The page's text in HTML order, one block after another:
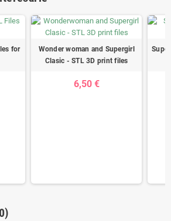
for
Wonder woman and Supergirl
Clasic - STL 3D print files
6,50 €